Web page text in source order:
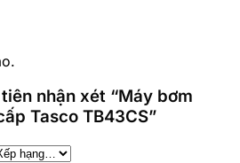
nhận xét “Máy bơm
Tasco TB43CS”